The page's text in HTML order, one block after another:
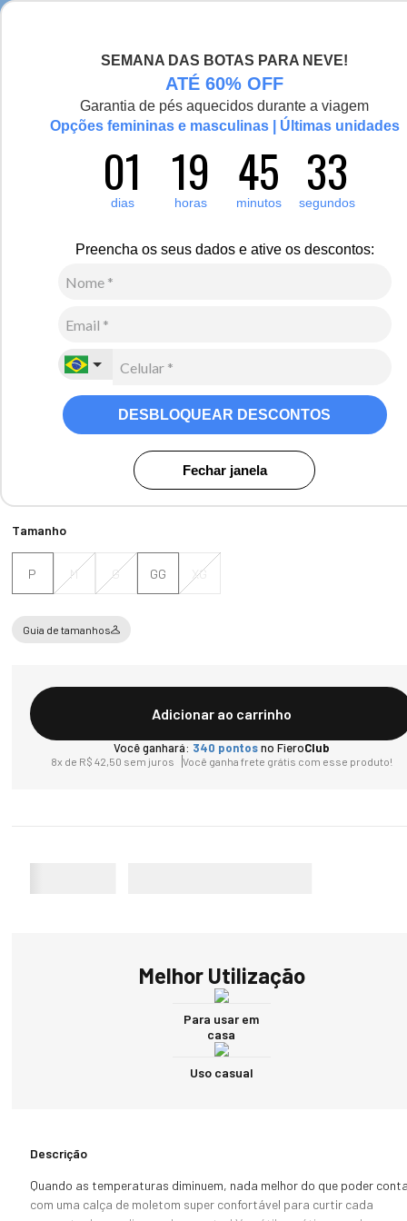
SEMANA DAS BOTAS PARA NEVE!
ATÉ 60% OFF
Garantia de pés aquecidos durante a viagem
Opções femininas e masculinas | Últimas unidades
01
dias 19
horas 45
minutos 32
segundos
Preencha os seus dados e ative os descontos:
DESBLOQUEAR DESCONTOS
Fechar janela
Vídeo
Vestuário Calças
Avaliação
Calça jogger de moletom masculina Winter Moments
00
42,50sem juros
(5% OFF no PIX/Boleto)
Preto / Cinza mescla
Tamanho
P M G GG XG
Guia de tamanhos
Adicionar ao carrinho
Você ganhará: 340 pontosno FieroClub
8x de R$ 42,50 sem juros Você ganha frete grátis com esse produto!
Melhor Utilização
Para usar em
casa
Uso casual
Descrição
Quando as temperaturas diminuem, nada melhor do que poder
com uma calça de moletom super confortável para curtir cada